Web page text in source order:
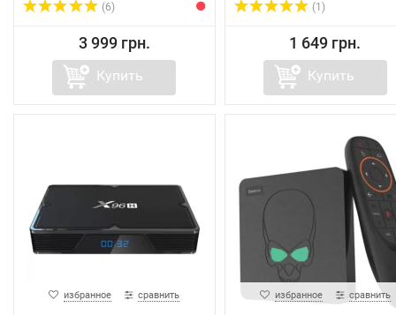
(6)
3 999 грн.
Купить
(1)
1 649 грн.
Купить
избранное сравнить избранное сравнить